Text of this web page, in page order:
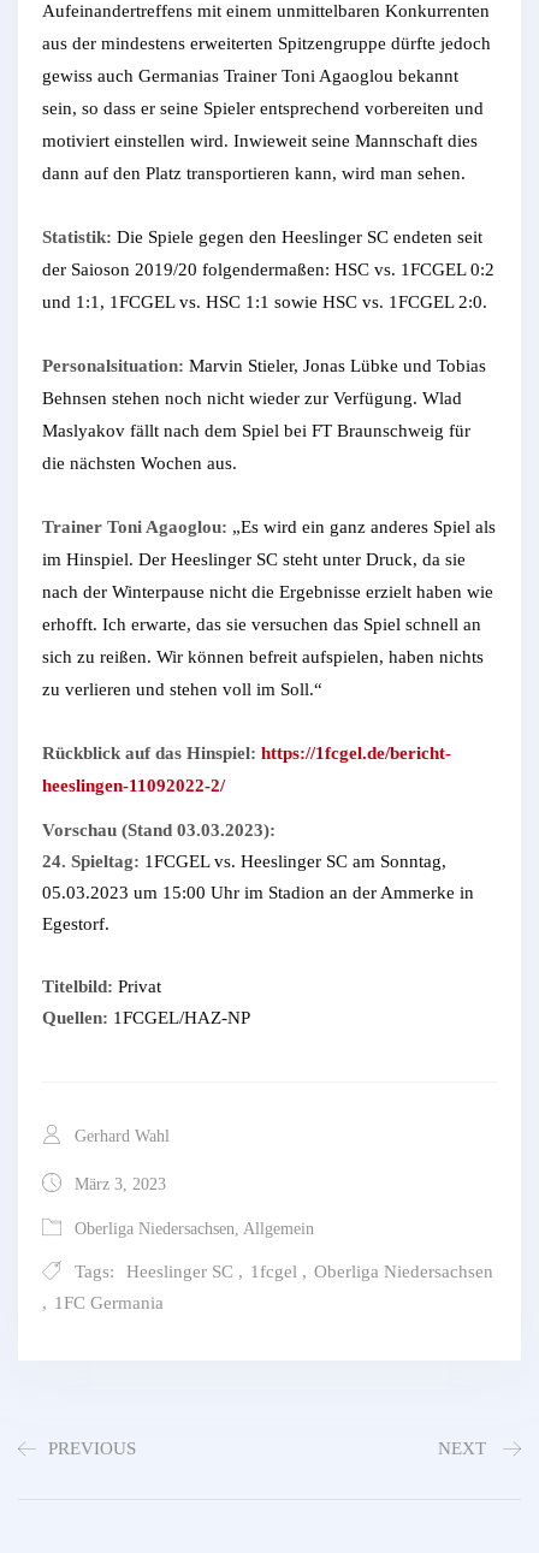
Aufeinandertreffens mit einem unmittelbaren Konkurrenten
aus der mindestens erweiterten Spitzengruppe dürfte jedoch
gewiss auch Germanias Trainer Toni Agaoglou bekannt
sein, so dass er seine Spieler entsprechend vorbereiten und
motiviert einstellen wird. Inwieweit seine Mannschaft dies
dann auf den Platz transportieren kann, wird man sehen.
Statistik: Die Spiele gegen den Heeslinger SC endeten seit
der Saioson 2019/20 folgendermaßen: HSC vs. 1FCGEL 0:2
und 1:1, 1FCGEL vs. HSC 1:1 sowie HSC vs. 1FCGEL 2:0.
Personalsituation: Marvin Stieler, Jonas Lübke und Tobias
Behnsen stehen noch nicht wieder zur Verfügung. Wlad
Maslyakov fällt nach dem Spiel bei FT Braunschweig für
die nächsten Wochen aus.
Trainer Toni Agaoglou: „Es wird ein ganz anderes Spiel als
im Hinspiel. Der Heeslinger SC steht unter Druck, da sie
nach der Winterpause nicht die Ergebnisse erzielt haben wie
erhofft. Ich erwarte, das sie versuchen das Spiel schnell an
sich zu reißen. Wir können befreit aufspielen, haben nichts
zu verlieren und stehen voll im Soll.“
Rückblick auf das Hinspiel: https://1fcgel.de/bericht-
heeslingen-11092022-2/
Vorschau (Stand 03.03.2023):
24. Spieltag: 1FCGEL vs. Heeslinger SC am Sonntag,
05.03.2023 um 15:00 Uhr im Stadion an der Ammerke in
Egestorf.
Titelbild: Privat
Quellen: 1FCGEL/HAZ-NP
Gerhard Wahl
März 3, 2023
Oberliga Niedersachsen, Allgemein
Tags: Heeslinger SC , 1fcgel , Oberliga Niedersachsen
, 1FC Germania
PREVIOUS NEXT